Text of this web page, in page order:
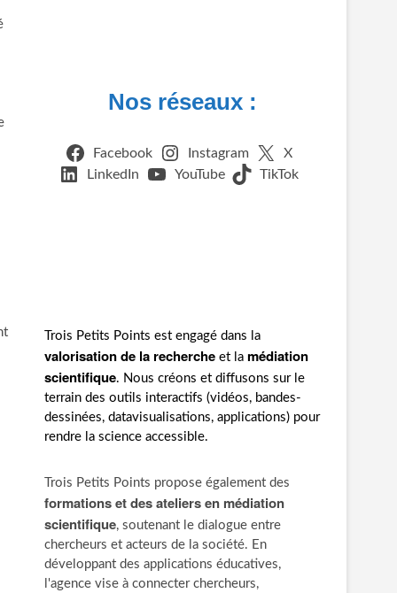
Nos réseaux :
Facebook Instagram
X
LinkedIn
YouTube TikTok
Trois Petits Points est engagé dans la
valorisation de la recherche et la médiation
scientifique. Nous créons et diffusons sur le
terrain des outils interactifs (vidéos, bandes-
dessinées, datavisualisations, applications) pour
rendre la science accessible.
Trois Petits Points propose également des
formations et des ateliers en médiation
scientifique, soutenant le dialogue entre
chercheurs et acteurs de la société. En
développant des applications éducatives,
l'agence vise à connecter chercheurs,